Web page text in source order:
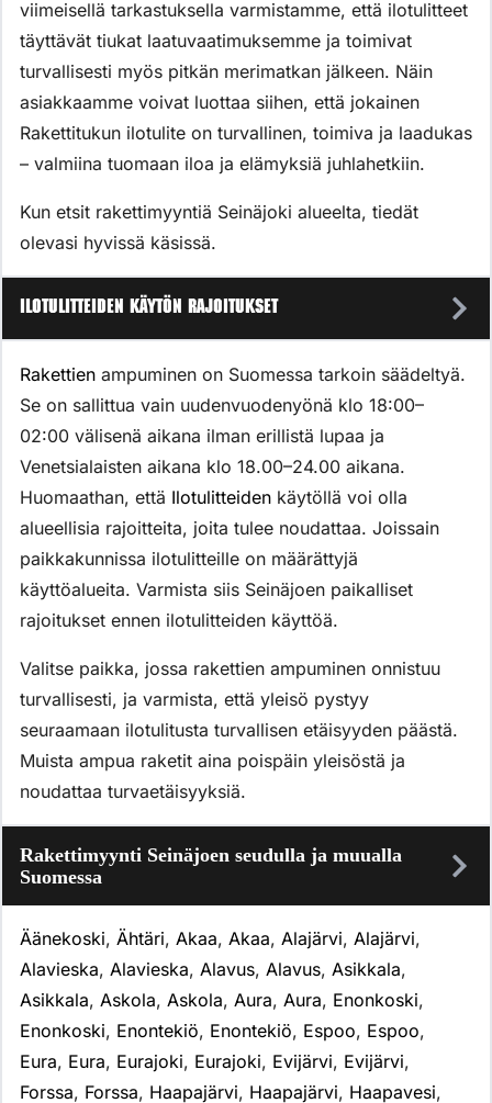
viimeisellä tarkastuksella varmistamme, että ilotulitteet
täyttävät tiukat laatuvaatimuksemme ja toimivat
turvallisesti myös pitkän merimatkan jälkeen. Näin
asiakkaamme voivat luottaa siihen, että jokainen
Rakettitukun ilotulite on turvallinen, toimiva ja laadukas
– valmiina tuomaan iloa ja elämyksiä juhlahetkiin.
Kun etsit rakettimyyntiä Seinäjoki alueelta, tiedät
olevasi hyvissä käsissä.
Ilotulitteiden käytön rajoitukset
Rakettien ampuminen on Suomessa tarkoin säädeltyä.
Se on sallittua vain uudenvuodenyönä klo 18:00–
02:00 välisenä aikana ilman erillistä lupaa ja
Venetsialaisten aikana klo 18.00–24.00 aikana.
Huomaathan, että Ilotulitteiden käytöllä voi olla
alueellisia rajoitteita, joita tulee noudattaa. Joissain
paikkakunnissa ilotulitteille on määrättyjä
käyttöalueita. Varmista siis Seinäjoen paikalliset
rajoitukset ennen ilotulitteiden käyttöä.
Valitse paikka, jossa rakettien ampuminen onnistuu
turvallisesti, ja varmista, että yleisö pystyy
seuraamaan ilotulitusta turvallisen etäisyyden päästä.
Muista ampua raketit aina poispäin yleisöstä ja
noudattaa turvaetäisyyksiä.
Rakettimyynti Seinäjoen seudulla ja muualla
Suomessa
Äänekoski, Ähtäri, Akaa, Akaa, Alajärvi, Alajärvi,
Alavieska, Alavieska, Alavus, Alavus, Asikkala,
Asikkala, Askola, Askola, Aura, Aura, Enonkoski,
Enonkoski, Enontekiö, Enontekiö, Espoo, Espoo,
Eura, Eura, Eurajoki, Eurajoki, Evijärvi, Evijärvi,
Forssa, Forssa, Haapajärvi, Haapajärvi, Haapavesi,